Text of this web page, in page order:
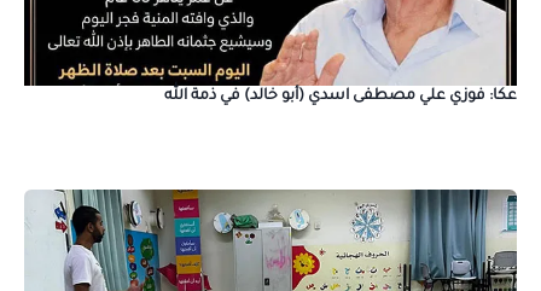
عكا: فوزي علي مصطفى اسدي (أبو خالد) في ذمة الله